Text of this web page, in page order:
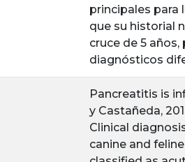
principales para
que su historial
cruce de 5
diagnósticos
Pancreatitis is
y Castañeda,
Clinical
canine and